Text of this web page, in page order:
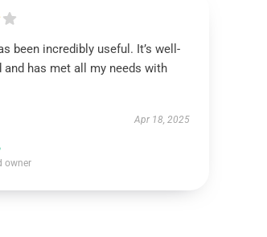
been incredibly useful. It’s well-
has met all my needs with
Apr 18, 2025
owner